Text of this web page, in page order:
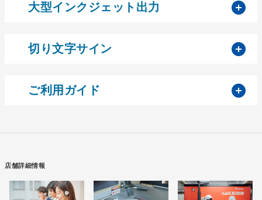
大型インクジェット出力
切り文字サイン
ご利用ガイド
店舗詳細情報